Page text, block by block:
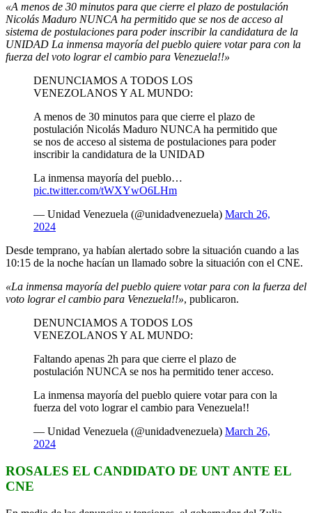
«A menos de 30 minutos para que cierre el plazo de postulación
Nicolás Maduro NUNCA ha permitido que se nos de acceso al
sistema de postulaciones para poder inscribir la candidatura de la
UNIDAD La inmensa mayoría del pueblo quiere votar para con la
fuerza del voto lograr el cambio para Venezuela!!»
DENUNCIAMOS A TODOS LOS
VENEZOLANOS Y AL MUNDO:
A menos de 30 minutos para que cierre el plazo de
postulación Nicolás Maduro NUNCA ha permitido que
se nos de acceso al sistema de postulaciones para poder
inscribir la candidatura de la UNIDAD
La inmensa mayoría del pueblo…
pic.twitter.com/tWXYwO6LHm
— Unidad Venezuela (@unidadvenezuela) March 26,
2024
Desde temprano, ya habían alertado sobre la situación cuando a las
10:15 de la noche hacían un llamado sobre la situación con el CNE.
«La inmensa mayoría del pueblo quiere votar para con la fuerza del
voto lograr el cambio para Venezuela!!», publicaron.
DENUNCIAMOS A TODOS LOS
VENEZOLANOS Y AL MUNDO:
Faltando apenas 2h para que cierre el plazo de
postulación NUNCA se nos ha permitido tener acceso.
La inmensa mayoría del pueblo quiere votar para con la
fuerza del voto lograr el cambio para Venezuela!!
— Unidad Venezuela (@unidadvenezuela) March 26,
2024
ROSALES EL CANDIDATO DE UNT ANTE EL
CNE